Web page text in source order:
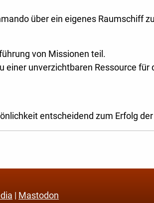
über ein eigenes Raumschiff
von Missionen teil.
unverzichtbaren Ressource für
entscheidend zum Erfolg
| Mastodon